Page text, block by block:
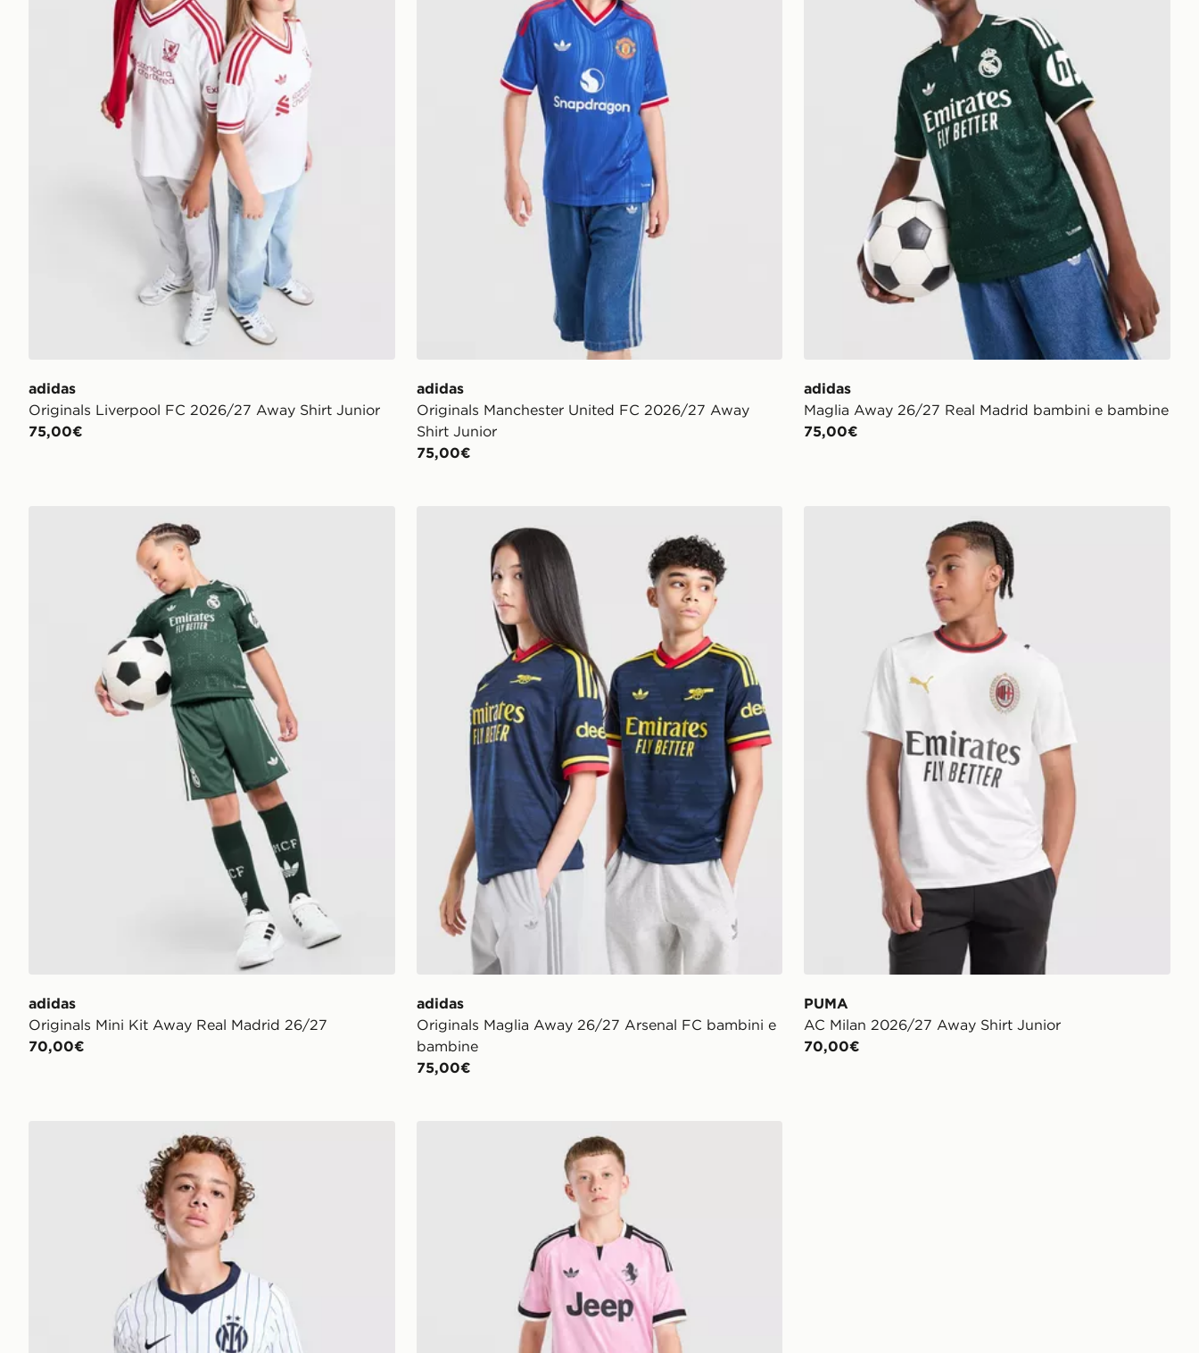
adidas
Originals Liverpool FC 2026/27 Away Shirt Junior
75,00€
adidas
Originals Manchester United FC 2026/27 Away
Shirt Junior
75,00€
adidas
Maglia Away 26/27 Real Madrid bambini e bambine
75,00€
adidas
Originals Mini Kit Away Real Madrid 26/27
70,00€
adidas
Originals Maglia Away 26/27 Arsenal FC bambini e
bambine
75,00€
PUMA AC Milan 2026/27 Away Shirt Junior
PUMA
AC Milan 2026/27 Away Shirt Junior
70,00€
Nike Inter Milan 2026/27 Away Shirt Junior